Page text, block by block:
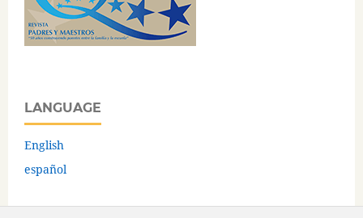
LANGUAGE
English
español